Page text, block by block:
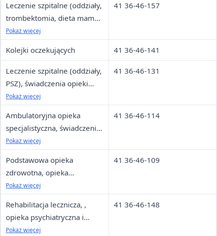
Leczenie szpitalne (oddziały,
trombektomia, dieta mamy),
opieka paliatywno-
opieki długoterminowej,
świadczenia odrębnie
kontraktowane
Pokaż więcej
41 36-46-157
Kolejki oczekujących 41 36-46-141
Leczenie szpitalne (oddziały,
PSZ), świadczenia opieki
długoterminowej, leczenie
Pokaż więcej
41 36-46-131
Ambulatoryjna opieka
specjalistyczna, świadczenia
odrębnie kontraktowane,
Pokaż więcej
41 36-46-114
Podstawowa opieka
zdrowotna, opieka
paliatywno-hospicyjna,
profilaktyczne programy
zdrowotne
Pokaż więcej
41 36-46-109
Rehabilitacja lecznicza, ,
opieka psychiatryczna i
leczenie uzależnień
Pokaż więcej
41 36-46-148